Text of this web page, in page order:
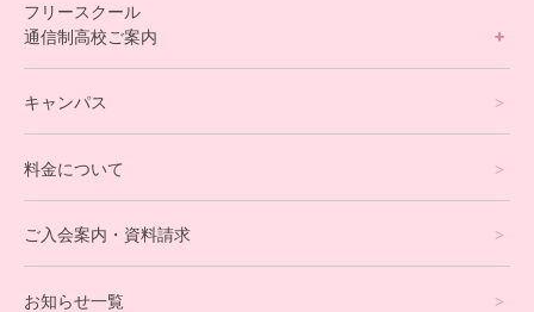
フリースクール
通信制高校ご案内
オンラインコース
eスポーツコース
キャンパス
料金について
ご入会案内・資料請求
お知らせ一覧